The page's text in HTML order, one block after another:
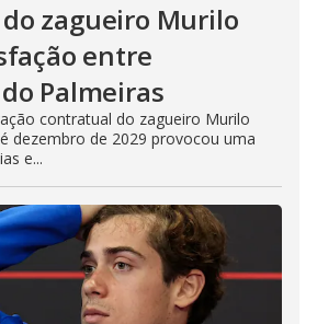
do zagueiro Murilo
entre
Palmeiras
contratual do zagueiro Murilo
dezembro de 2029 provocou uma
e...